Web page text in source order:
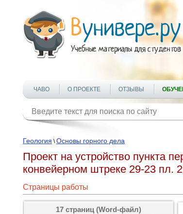
ЧАВО О ПРОЕКТЕ ОТЗЫВЫ
Геология \Основы горного дела
Проект на устройство пункта
конвейерном штреке 29-23 пл.
Страницы работы
17 страниц (Word-файл)